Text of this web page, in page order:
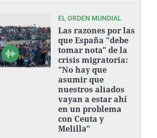
EL ORDEN MUNDIAL
Las razones por las
que España "debe
tomar nota" de la
crisis migratoria:
"No hay que
asumir que
nuestros aliados
vayan a estar ahí
en un problema
con Ceuta y
Melilla"